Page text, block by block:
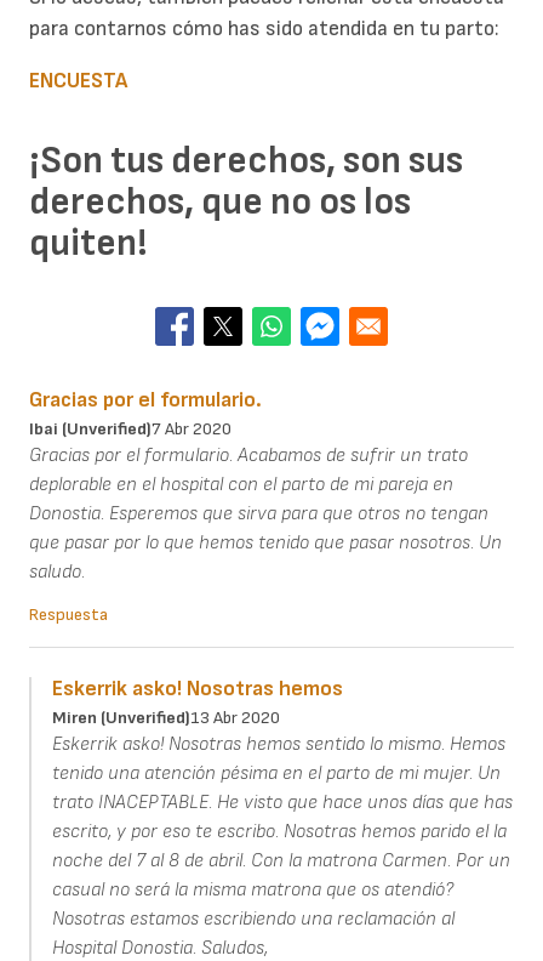
para contarnos cómo has sido atendida en tu parto:
ENCUESTA
¡Son tus derechos, son sus
derechos, que no os los
quiten!
Gracias por el formulario.
Ibai (unverified)7 Abr 2020
Gracias por el formulario. Acabamos de sufrir un trato
deplorable en el hospital con el parto de mi pareja en
Donostia. Esperemos que sirva para que otros no tengan
que pasar por lo que hemos tenido que pasar nosotros. Un
saludo.
Respuesta
Eskerrik asko! Nosotras hemos
Miren (unverified)13 Abr 2020
Eskerrik asko! Nosotras hemos sentido lo mismo. Hemos
tenido una atención pésima en el parto de mi mujer. Un
trato INACEPTABLE. He visto que hace unos días que has
escrito, y por eso te escribo. Nosotras hemos parido el la
noche del 7 al 8 de abril. Con la matrona Carmen. Por un
casual no será la misma matrona que os atendió?
Nosotras estamos escribiendo una reclamación al
Hospital Donostia. Saludos,